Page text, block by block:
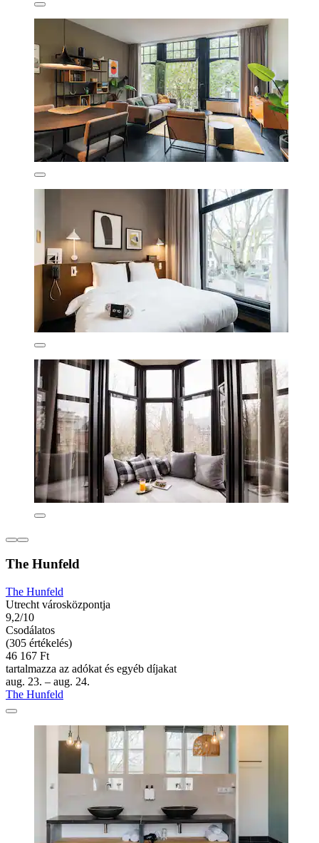
The Hunfeld
The Hunfeld
Utrecht városközpontja
9,2/10
Csodálatos
(305 értékelés)
46 167 Ft
tartalmazza az adókat és egyéb díjakat
aug. 23. – aug. 24.
The Hunfeld